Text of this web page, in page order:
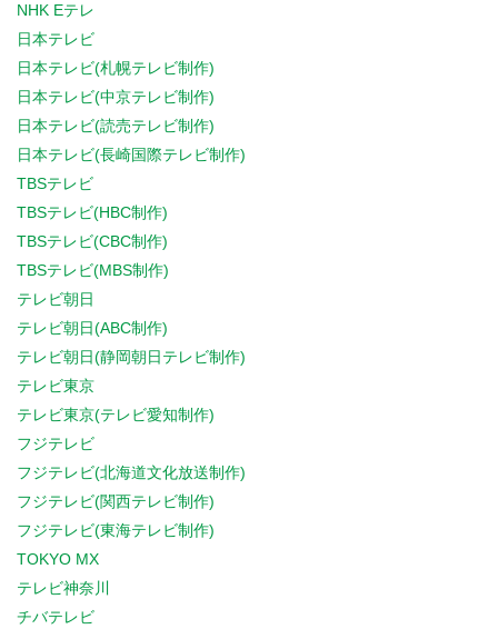
NHK Eテレ
日本テレビ
日本テレビ(札幌テレビ制作)
日本テレビ(中京テレビ制作)
日本テレビ(読売テレビ制作)
日本テレビ(長崎国際テレビ制作)
TBSテレビ
TBSテレビ(HBC制作)
TBSテレビ(CBC制作)
TBSテレビ(MBS制作)
テレビ朝日
テレビ朝日(ABC制作)
テレビ朝日(静岡朝日テレビ制作)
テレビ東京
テレビ東京(テレビ愛知制作)
フジテレビ
フジテレビ(北海道文化放送制作)
フジテレビ(関西テレビ制作)
フジテレビ(東海テレビ制作)
TOKYO MX
テレビ神奈川
チバテレビ